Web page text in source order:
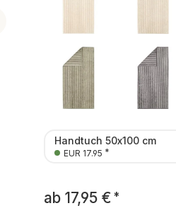
Handtuch 50x100 cm
EUR 17.95 *
ab 17,95 € *